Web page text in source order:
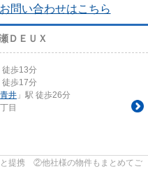
問い合わせはこちら
ＤＥＵＸ
徒歩13分
徒歩17分
青井 」駅 徒歩26分
目
と提携 ②他社様の物件もまとめてご